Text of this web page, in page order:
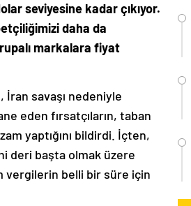
seviyesine kadar çıkıyor.
daha da
markalara fiyat
İran savaşı nedeniyle
eden fırsatçıların, taban
yaptığını bildirdi. İçten,
deri başta olmak üzere
vergilerin belli bir süre için